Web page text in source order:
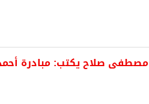
مصطفى صلاح يكتب: مبادرة